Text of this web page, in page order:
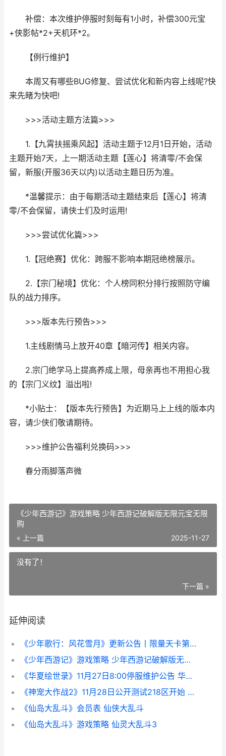
补偿：本次维护停服时刻每有1小时，补偿300元宝
+侠影帖*2+天机环*2。
【例行维护】
本周又有哪些BUG修复、尝试优化和新内容上线呢?快
来先睹为快吧!
>>>活动主题方法篇>>>
1.【九霄扶摇乘风起】活动主题于12月1日开始，活动
主题开始7天，上一期活动主题【莲心】将清零/不会保
留，新服(开服36天以内)以活动主题日历为准。
*温馨提示：由于每期活动主题结束后【莲心】将清
零/不会保留，请侠士们及时运用!
>>>尝试优化篇>>>
1.【冠绝赛】优化：跨服不影响本期冠绝榜展示。
2.【宗门秘境】优化：个人榜同积分排行按照防守编
队的战力排序。
>>>版本先行预告>>>
1.主线剧情马上放开40章【暗河传】相关内容。
2.宗门绝学马上提高养成上限，母亲再也不用担心我
的【宗门义纹】溢出啦!
*小贴士：【版本先行预告】为近期马上上线的版本内
容，请少侠们敬请期待。
>>>维护公告福利兑换码>>>
春分雨脚落声微
《少年西游记》游戏策略 少年西游记破解版无限元宝无限
购
« 上一篇 2025-11-27
没有了！
下一篇 »
延伸阅读
《少年歌行：风花雪月》更新公告丨限量天卡第二期开始 少年歌行风花雪月兑换码
《少年西游记》游戏策略 少年西游记破解版无限元宝无限购
《华夏绘世录》11月27日8:00停服维护公告 华夏绘世录攻略
《神宠大作战2》11月28日公开测试218区开始 神宠大作战2官网论坛
《仙岛大乱斗》会员表 仙侠大乱斗
《仙岛大乱斗》游戏策略 仙灵大乱斗3